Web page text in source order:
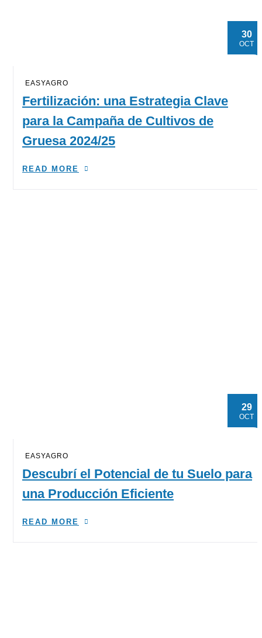
30
OCT
EASYAGRO
Fertilización: una Estrategia Clave
para la Campaña de Cultivos de
Gruesa 2024/25
READ MORE
29
OCT
EASYAGRO
Descubrí el Potencial de tu Suelo para
una Producción Eficiente
READ MORE